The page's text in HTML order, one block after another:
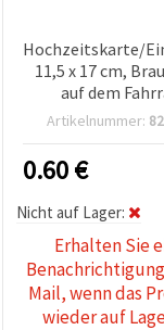
Hochzeitskarte/
11,5 x 17 cm,
auf dem
Artikelnummer:
0.60€
Nicht auf Lager:
Erhalten Sie
Mail, wenn das
wieder auf